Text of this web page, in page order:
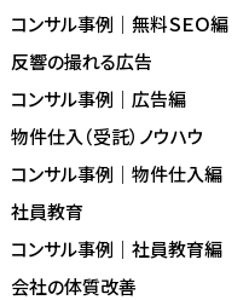
コンサル事例｜無料ＳＥＯ編
反響の撮れる広告
コンサル事例｜広告編
物件仕入（受託）ノウハウ
コンサル事例｜物件仕入編
社員教育
コンサル事例｜社員教育編
会社の体質改善